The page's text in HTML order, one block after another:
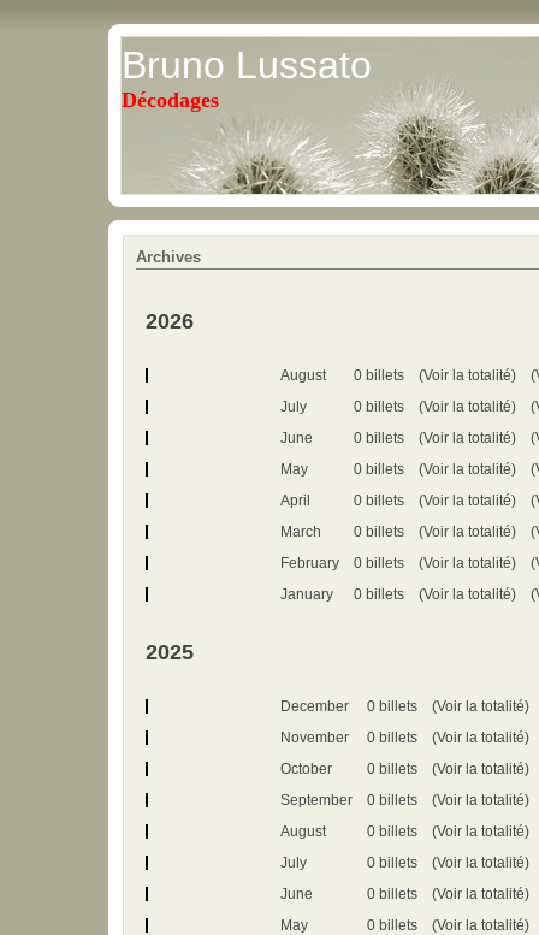
Bruno Lussato
Décodages
Archives
2026
August 0 billets (Voir la totalité)
July
0 billets (Voir la totalité)
June
0 billets (Voir la totalité)
May
0 billets (Voir la totalité)
April
0 billets (Voir la totalité)
March
0 billets (Voir la totalité)
February
0 billets (Voir la totalité)
January
0 billets (Voir la totalité)
2025
December 0 billets
(Voir la totalité)
November
0 billets
(Voir la totalité)
October
0 billets
(Voir la totalité)
September
0 billets
(Voir la totalité)
August
0 billets
(Voir la totalité)
July
0 billets
(Voir la totalité)
June
0 billets
(Voir la totalité)
May
0 billets
(Voir la totalité)